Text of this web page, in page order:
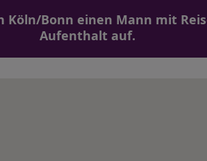
Bonn einen Mann mit
Aufenthalt auf.